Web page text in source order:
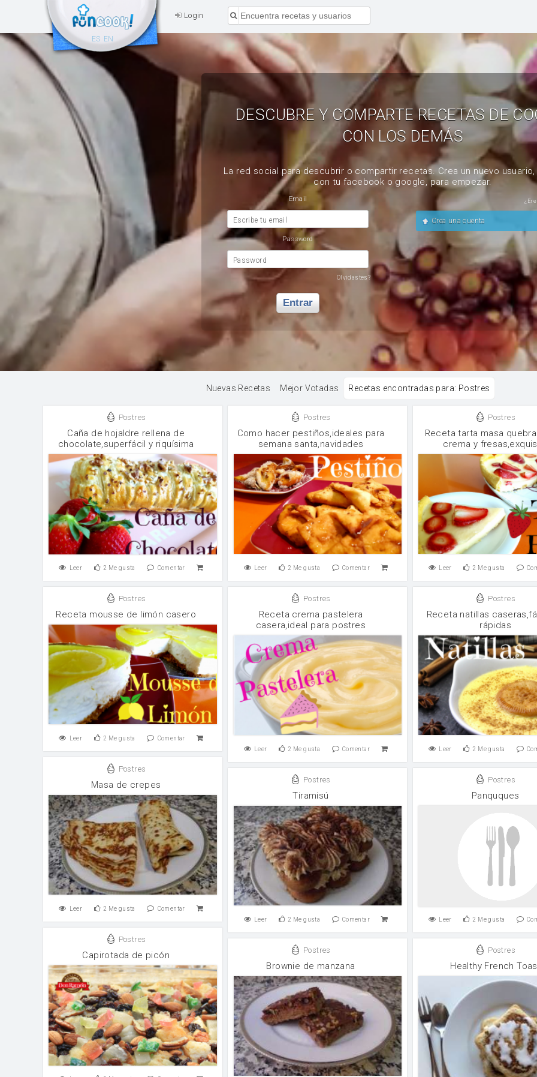
Login
ES EN
DESCUBRE Y COMPARTE RECETAS DE
CON LOS DEMÁS
La red social para descubrir o compartir recetas. Crea un nuevo
con tu facebook o google, para empezar.
Email
Escribe tu email
Password
Password
Olvidastes?
Entrar
Crea una cuenta
Nuevas Recetas Mejor Votadas Recetas encontradas para: Postres
Postres
Caña de hojaldre rellena de
chocolate,superfácil y riquísima
Leer 2 Me gusta Comentar
Postres
Como hacer pestiños,ideales para
semana santa,navidades
Leer 2 Me gusta Comentar
Postres
Receta tarta masa
crema y
Leer 2 Me gusta
Postres
Receta mousse de limón casero
Leer 2 Me gusta Comentar
Postres
Receta crema pastelera
casera,ideal para postres
Leer 2 Me gusta Comentar
Postres
Receta natillas
rápidas
Leer 2 Me gusta
Postres
Masa de crepes
Leer 2 Me gusta Comentar
Postres
Tiramisú
Leer 2 Me gusta Comentar
Postres
Panquques
Leer 2 Me gusta
Postres
Capirotada de picón Postres
Brownie de manzana
Postres
Healthy French